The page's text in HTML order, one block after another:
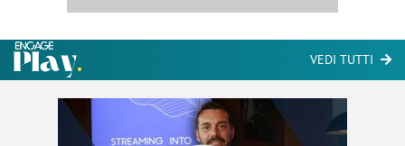
VEDI TUTTI